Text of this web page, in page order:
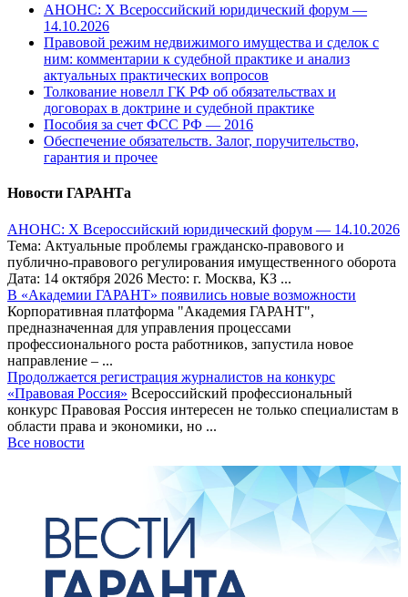
АНОНС: Х Всероссийский юридический форум —
14.10.2026
Правовой режим недвижимого имущества и сделок с
ним: комментарии к судебной практике и анализ
актуальных практических вопросов
Толкование новелл ГК РФ об обязательствах и
договорах в доктрине и судебной практике
Пособия за счет ФСС РФ — 2016
Обеспечение обязательств. Залог, поручительство,
гарантия и прочее
Новости ГАРАНТа
АНОНС: Х Всероссийский юридический форум — 14.10.2026
Тема: Актуальные проблемы гражданско-правового и
публично-правового регулирования имущественного оборота
Дата: 14 октября 2026 Место: г. Москва, КЗ ...
В «Академии ГАРАНТ» появились новые возможности
Корпоративная платформа "Академия ГАРАНТ",
предназначенная для управления процессами
профессионального роста работников, запустила новое
направление – ...
Продолжается регистрация журналистов на конкурс
«Правовая Россия» Всероссийский профессиональный
конкурс Правовая Россия интересен не только специалистам в
области права и экономики, но ...
Все новости